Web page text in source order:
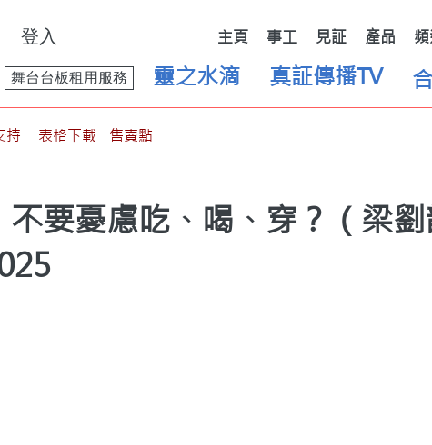
登入 主頁 事工 見証 產品
靈之水滴
舞台台板租用服務 真証傳播TV
持 表格下載 售賣點
不要憂慮吃、喝、穿？（梁